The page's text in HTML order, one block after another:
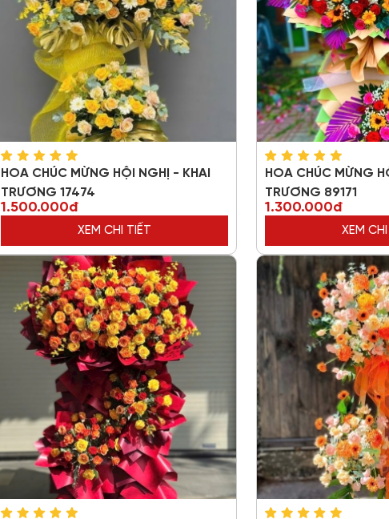
HOA CHÚC MỪNG HỘI NGHỊ - KHAI
TRƯƠNG 17474
1.500.000đ
XEM CHI TIẾT
HOA CHÚC MỪNG
TRƯƠNG 89171
1.300.000đ
XEM